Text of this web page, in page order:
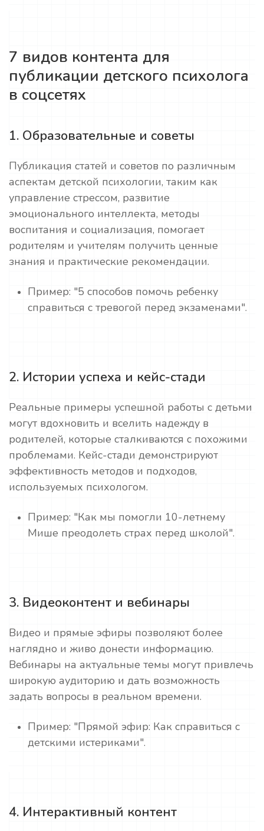
7 видов контента для
публикации детского психолога
в соцсетях
1. Образовательные и советы
Публикация статей и советов по различным
аспектам детской психологии, таким как
управление стрессом, развитие
эмоционального интеллекта, методы
воспитания и социализация, помогает
родителям и учителям получить ценные
знания и практические рекомендации.
Пример: "5 способов помочь ребенку
справиться с тревогой перед экзаменами".
2. Истории успеха и кейс-стади
Реальные примеры успешной работы с детьми
могут вдохновить и вселить надежду в
родителей, которые сталкиваются с похожими
проблемами. Кейс-стади демонстрируют
эффективность методов и подходов,
используемых психологом.
Пример: "Как мы помогли 10-летнему
Мише преодолеть страх перед школой".
3. Видеоконтент и вебинары
Видео и прямые эфиры позволяют более
наглядно и живо донести информацию.
Вебинары на актуальные темы могут привлечь
широкую аудиторию и дать возможность
задать вопросы в реальном времени.
Пример: "Прямой эфир: Как справиться с
детскими истериками".
4. Интерактивный контент